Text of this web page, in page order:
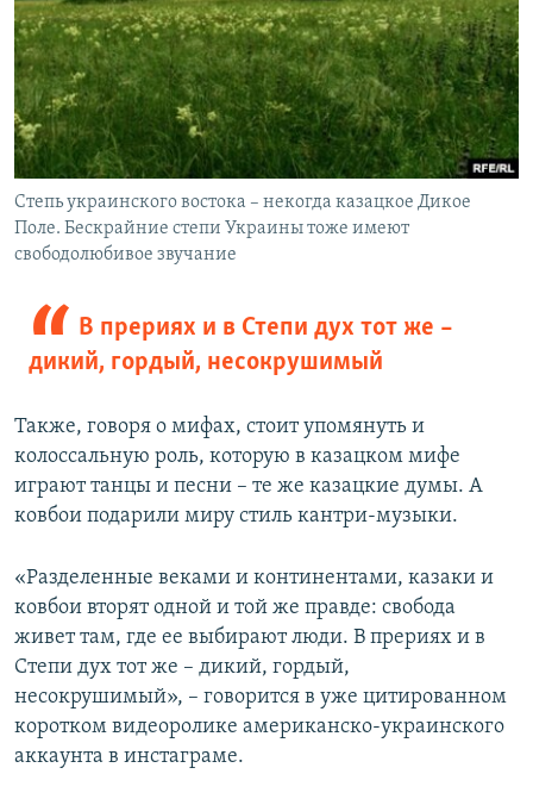
Степь украинского востока – некогда казацкое Дикое
Поле. Бескрайние степи Украины тоже имеют
свободолюбивое звучание
В прериях и в Степи дух тот же –
дикий, гордый, несокрушимый
Также, говоря о мифах, стоит упомянуть и
колоссальную роль, которую в казацком мифе
играют танцы и песни – те же казацкие думы. А
ковбои подарили миру стиль кантри-музыки.
«Разделенные веками и континентами, казаки и
ковбои вторят одной и той же правде: свобода
живет там, где ее выбирают люди. В прериях и в
Степи дух тот же – дикий, гордый,
несокрушимый», – говорится в уже цитированном
коротком видеоролике американско-украинского
аккаунта в инстаграме.